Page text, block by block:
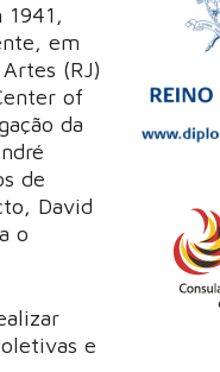
1941,
em
(RJ)
of
da
de
David
o
e